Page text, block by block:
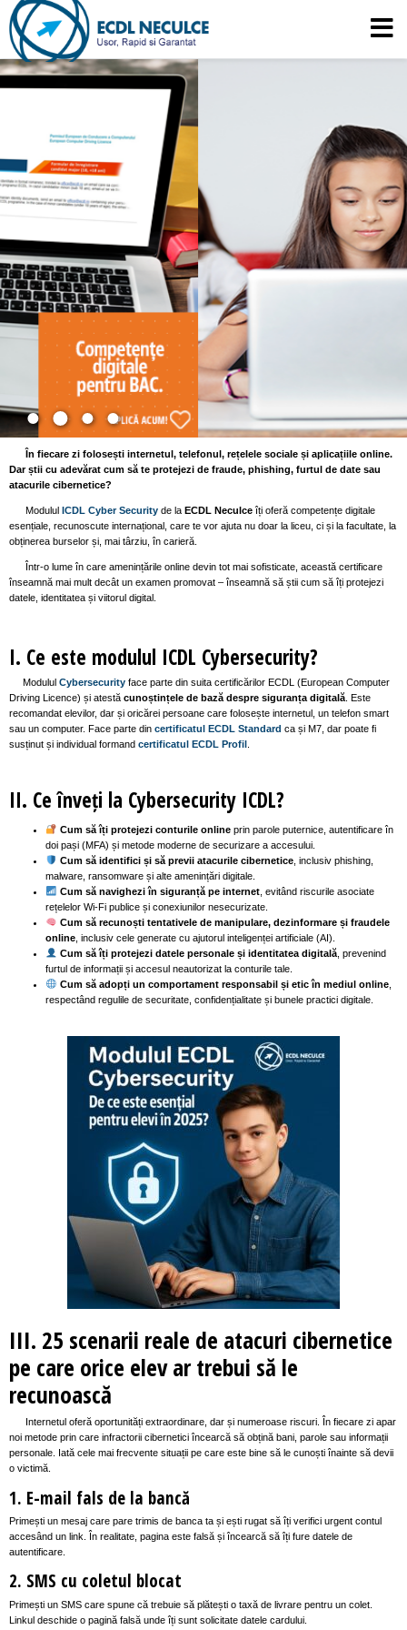
În fiecare zi folosești internetul, telefonul, rețelele sociale și aplicațiile online.
Dar știi cu adevărat cum să te protejezi de fraude, phishing, furtul de date sau
atacurile cibernetice?
Modulul ICDL Cyber Security de la ECDL Neculce îți oferă competențe digitale
esențiale, recunoscute internațional, care te vor ajuta nu doar la liceu, ci și la facultate, la
obținerea burselor și, mai târziu, în carieră.
Într-o lume în care amenințările online devin tot mai sofisticate, această certificare
înseamnă mai mult decât un examen promovat – înseamnă să știi cum să îți protejezi
datele, identitatea și viitorul digital.
I. Ce este modulul ICDL Cybersecurity?
Modulul Cybersecurity face parte din suita certificărilor ECDL (European Computer
Driving Licence) și atestă cunoștințele de bază despre siguranța digitală . Este
recomandat elevilor, dar și oricărei persoane care folosește internetul, un telefon smart
sau un computer. Face parte din certificatul ECDL Standard ca și M7, dar poate fi
susținut și individual formand certificatul ECDL Profil
II. Ce înveți la Cybersecurity ICDL?
Cum să îți protejezi conturile onlineprin parole puternice, autentificare în
doi pași (MFA) și metode moderne de securizare a accesului.
Cum să identifici și să previi atacurile cibernetice, inclusiv phishing,
malware, ransomware și alte amenințări digitale.
Cum să navighezi în siguranță pe internet, evitând riscurile asociate
rețelelor Wi-Fi publice și conexiunilor nesecurizate.
Cum să recunoști tentativele de manipulare, dezinformare și fraudele
online , inclusiv cele generate cu ajutorul inteligenței artificiale (AI).
Cum să îți protejezi datele personale și identitatea digitală, prevenind
furtul de informații și accesul neautorizat la conturile tale.
Cum să adopți un comportament responsabil și etic în mediul online,
respectând regulile de securitate, confidențialitate și bunele practici digitale.
III. 25 scenarii reale de atacuri cibernetice
pe care orice elev ar trebui să le
recunoască
Internetul oferă oportunități extraordinare, dar și numeroase riscuri. În fiecare zi apar
noi metode prin care infractorii cibernetici încearcă să obțină bani, parole sau informații
personale. Iată cele mai frecvente situații pe care este bine să le cunoști înainte să devii
o victimă.
1. E-mail fals de la bancă
Primești un mesaj care pare trimis de banca ta și ești rugat să îți verifici urgent contul
accesând un link. În realitate, pagina este falsă și încearcă să îți fure datele de
autentificare.
2. SMS cu coletul blocat
Primești un SMS care spune că trebuie să plătești o taxă de livrare pentru un colet.
Linkul deschide o pagină falsă unde îți sunt solicitate datele cardului.